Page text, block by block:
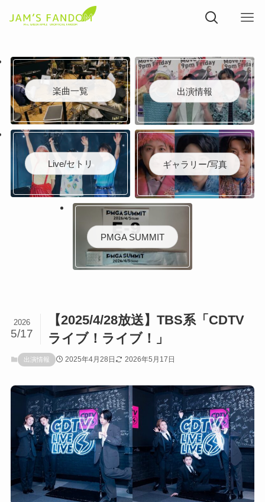
楽曲一覧 出演情報
Live/セトリ ギャラリー/写真
PMGA SUMMIT
【2025/4/28放送】TBS系「CDTV
ライブ！ライブ！」
2026
5/17
出演情報 2025年4月28日 2026年5月17日